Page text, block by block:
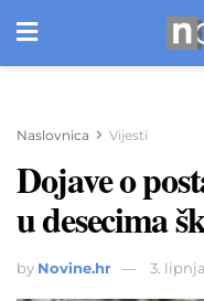
Naslovnica Vijesti
Dojave o
u desecima
by Novine.hr 3.